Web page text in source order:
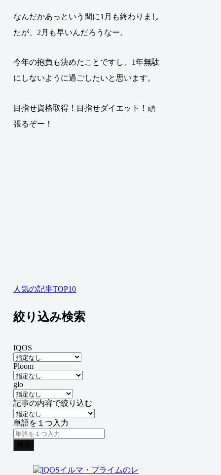
なんだかあっという間に1月も終わりまし
たが、2月も早いんだろうなー。
今年の抱負も決めたことですし、1年無駄
にしないように過ごしたいと思います。
目指せ資格取得！目指せダイエット！頑
張るぞー！
人気の記事TOP10
絞り込み検索
IQOS
Ploom
glo
記事の内容で絞り込む
単語を１つ入力